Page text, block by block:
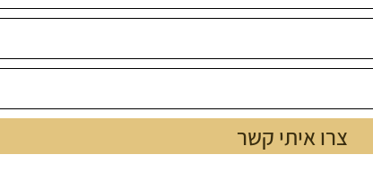
צרו איתי קשר